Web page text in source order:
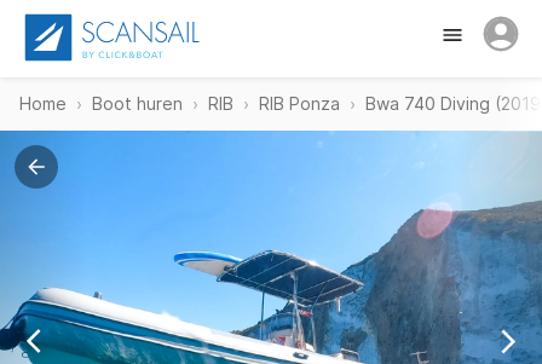
Home Boot huren RIB RIB Ponza Bwa 740 Diving